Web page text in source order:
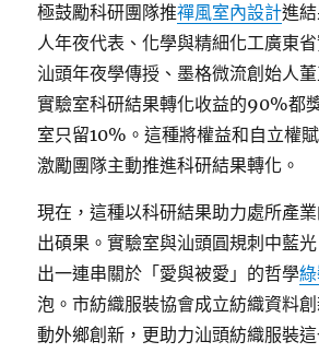
極鼓勵科研團隊推禪風室內設計進
人年夜代表、化學與精細化工廣東省
汕頭年夜學傳授、墨格微流創始人
實驗室科研結果轉化收益的90%都
室只留10%。這種將權益和自立權
激勵團隊主動推進科研結果轉化。
現在，這種以科研結果助力處所產
出碩果。實驗室與汕頭圓規刺中藍
出一連串關於「愛與被愛」的哲學
泡。市紡織服裝協會成立紡織資料
動外鄉創新，更助力汕頭紡織服裝